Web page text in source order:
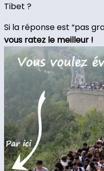
Tibet ?
Si la réponse est “pas
vous ratez le meilleur !